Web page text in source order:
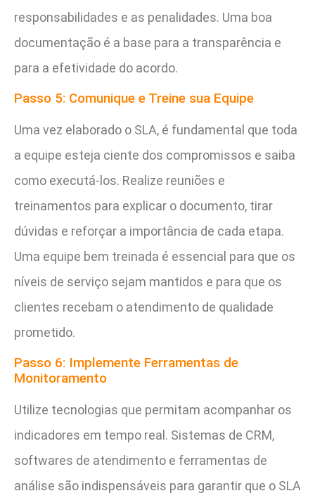
responsabilidades e as penalidades. Uma boa
documentação é a base para a transparência e
para a efetividade do acordo.
Passo 5: Comunique e Treine sua Equipe
Uma vez elaborado o SLA, é fundamental que toda
a equipe esteja ciente dos compromissos e saiba
como executá-los. Realize reuniões e
treinamentos para explicar o documento, tirar
dúvidas e reforçar a importância de cada etapa.
Uma equipe bem treinada é essencial para que os
níveis de serviço sejam mantidos e para que os
clientes recebam o atendimento de qualidade
prometido.
Passo 6: Implemente Ferramentas de
Monitoramento
Utilize tecnologias que permitam acompanhar os
indicadores em tempo real. Sistemas de CRM,
softwares de atendimento e ferramentas de
análise são indispensáveis para garantir que o SLA